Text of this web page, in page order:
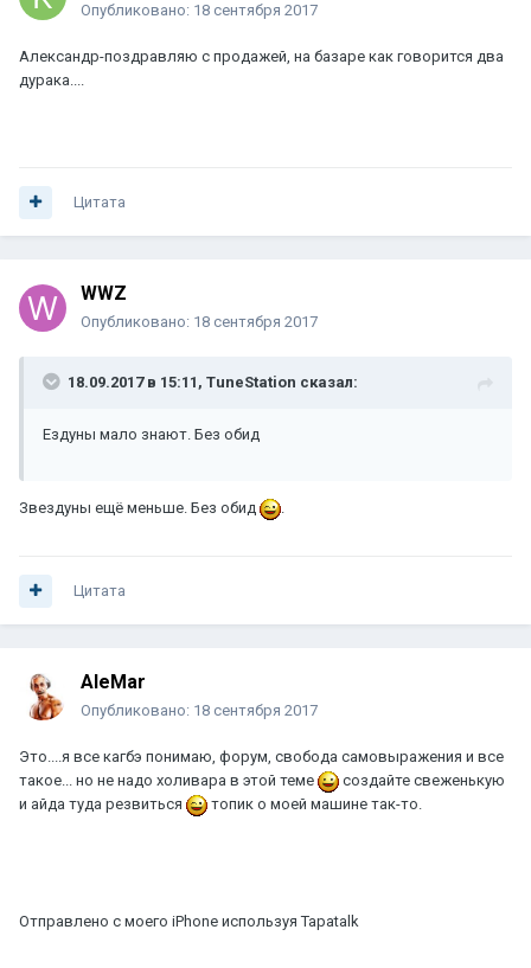
Опубликовано: 18 сентября 2017
Александр-поздравляю с продажей, на базаре как говорится два
дурака....
Цитата
WWZ
Опубликовано: 18 сентября 2017
18.09.2017 в 15:11, TuneStation сказал:
Ездуны мало знают. Без обид
Звездуны ещё меньше. Без обид .
Цитата
AleMar
Опубликовано: 18 сентября 2017
Это....я все кагбэ понимаю, форум, свобода самовыражения и все
такое... но не надо холивара в этой теме
создайте свеженькую
и айда туда резвиться
топик о моей машине так-то.
Отправлено с моего iPhone используя Tapatalk